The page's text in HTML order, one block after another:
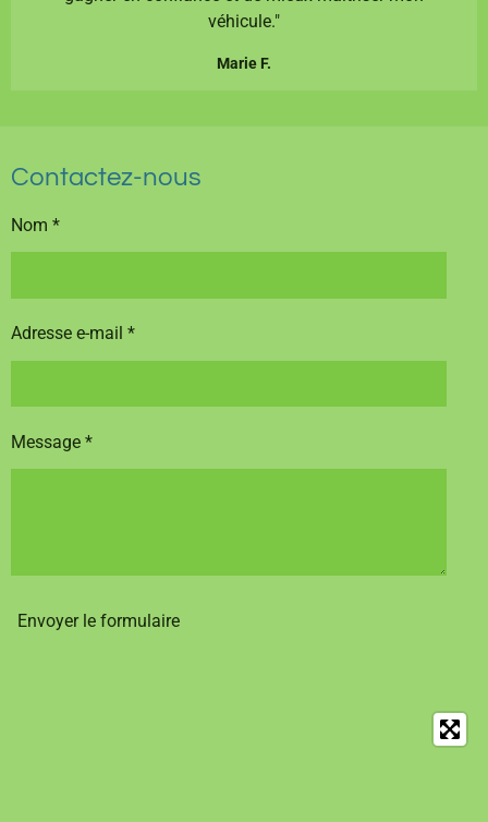
véhicule."
Marie F.
Contactez-nous
Nom *
Adresse e-mail *
Message *
Envoyer le formulaire